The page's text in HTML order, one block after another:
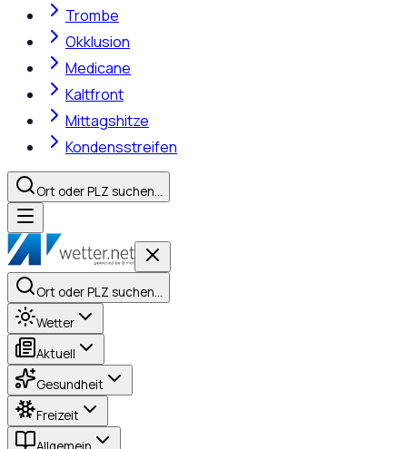
Trombe
Okklusion
Medicane
Kaltfront
Mittagshitze
Kondensstreifen
Ort oder PLZ suchen…
Ort oder PLZ suchen…
Wetter
Aktuell
Gesundheit
Freizeit